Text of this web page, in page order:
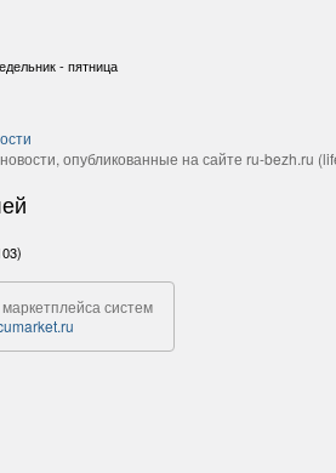
- пятница
опубликованные на сайте ru-bezh.ru
систем